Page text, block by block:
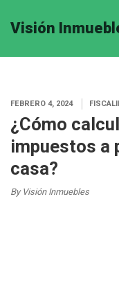
Visión
FEBRERO 4, 2024
¿Cómo
impuestos a
casa?
By Visión Inmuebles